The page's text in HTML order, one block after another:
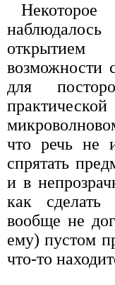
возможности
для
что речь не
спрятать
и в
как сделать
вообще не
ему) пустом
что-то